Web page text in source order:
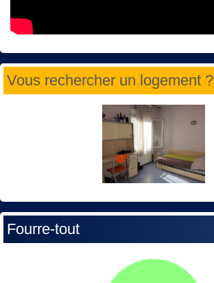
Vous rechercher un logement ?
Fourre-tout